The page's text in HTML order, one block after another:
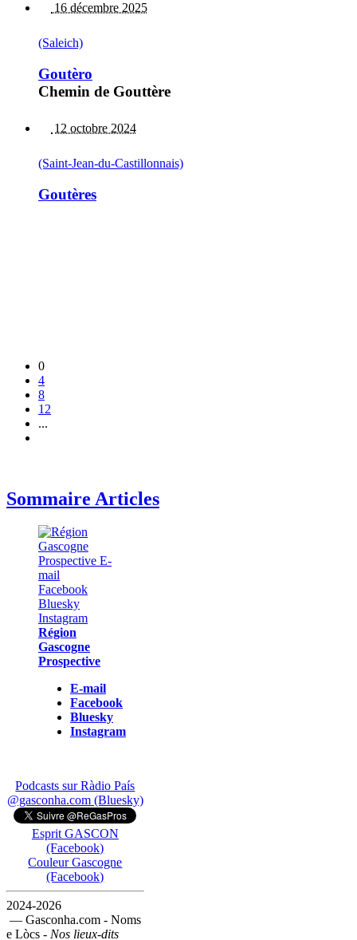
16 décembre 2025
(Saleich)
Goutèro
Chemin de Gouttère
12 octobre 2024
(Saint-Jean-du-Castillonnais)
Goutères
0
4
8
12
...
Sommaire Articles
Région
Gascogne
Prospective
E-mail
Facebook
Bluesky
Instagram
Podcasts sur Ràdio País
@gasconha.com (Bluesky)
Esprit GASCON
(Facebook)
Couleur Gascogne
(Facebook)
2024-2026
— Gasconha.com - Noms
e Lòcs - Nos lieux-dits